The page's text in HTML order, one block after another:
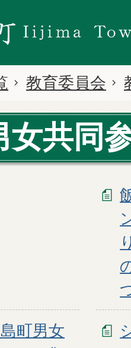
教育委員会
女共同
町男女